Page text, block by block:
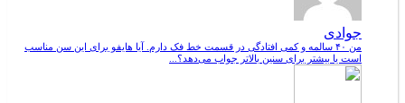
جوادی
من ۴۰ سالمه و کمی افتادگی در قسمت خط فک دارم. آیا هایفو برای این سن مناسب
است یا بیشتر برای سنین بالاتر جواب می‌دهد؟...